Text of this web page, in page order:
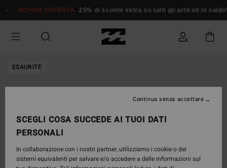
alle
prodotto
DOPPIA OFFERTA 25% di sconto extra su tutti gli articoli in saldo*
ESAURITE
SCEGLI COSA SUCCEDE AI TUOI DATI
PERSONALI
In collaborazione con i nostri partner, utilizziamo i cookie o dei
sistemi equivalenti per salvare e/o accedere a delle informazioni sul
Continua senza accettare